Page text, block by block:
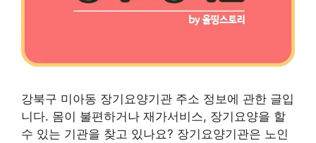
강북구 미아동 장기요양기관 주소 정보에 관한 글입
니다. 몸이 불편하거나 재가서비스, 장기요양을 할
수 있는 기관을 찾고 있나요? 장기요양기관은 노인